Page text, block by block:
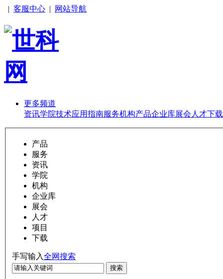
| 客服中心 | 网站导航
更多频道
资讯学院技术应用指南服务机构产品企业库展会 人才下载
产品
服务
资讯
学院
机构
企业库
展会
人才
项目
下载
手写输入全网搜索
搜索